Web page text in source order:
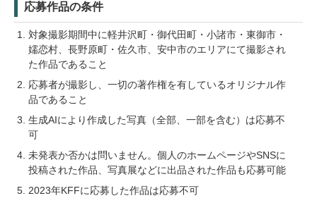
応募作品の条件
対象撮影期間中に軽井沢町・御代田町・小諸市・東御市・
嬬恋村、長野原町・佐久市、安中市のエリアにて撮影され
た作品であること
応募者が撮影し、一切の著作権を有しているオリジナル作
品であること
生成AIにより作成した写真（全部、一部を含む）は応募不
可
未発表か否かは問いません。個人のホームページやSNSに
投稿された作品、写真展などに出品された作品も応募可能
2023年KFFに応募した作品は応募不可